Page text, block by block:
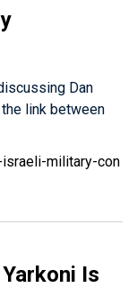
Dan
the link between
military-con
Is